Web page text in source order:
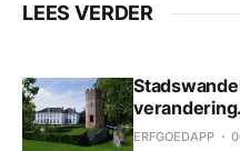
LEES VERDER
verandering.
ERFGOEDAPP